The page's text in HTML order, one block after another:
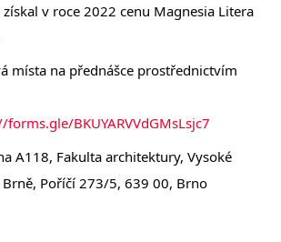
v roce 2022 cenu Magnesia Litera
místa na přednášce prostřednictvím
forms.gle/BKUYARVVdGMsLsjc7
A118, Fakulta architektury, Vysoké
Poříčí 273/5, 639 00, Brno